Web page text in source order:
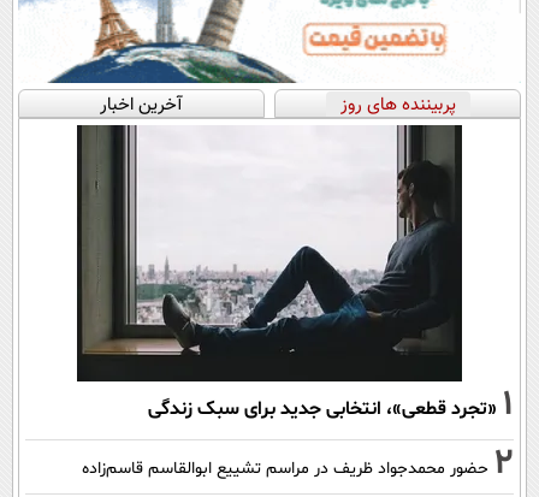
پربیننده های روز آخرین اخبار
1 «تجرد قطعی»، انتخابی جدید برای سبک زندگی
2 حضور محمدجواد ظریف در مراسم تشییع ابوالقاسم قاسم‌زاده